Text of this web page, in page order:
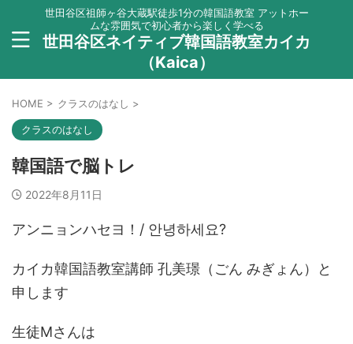
世田谷区祖師ヶ谷大蔵駅徒歩1分の韓国語教室 アットホー
ムな雰囲気で初心者から楽しく学べる
世田谷区ネイティブ韓国語教室カイカ
（Kaica）
HOME > クラスのはなし >
クラスのはなし
韓国語で脳トレ
2022年8月11日
アンニョンハセヨ！/ 안녕하세요?
カイカ韓国語教室講師 孔美璟（ごん みぎょん）と
申します
生徒Mさんは